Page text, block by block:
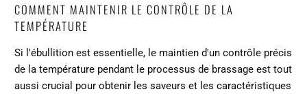
COMMENT MAINTENIR LE CONTRÔLE DE LA
TEMPÉRATURE
Si l'ébullition est essentielle, le maintien d'un contrôle précis
de la température pendant le processus de brassage est tout
aussi crucial pour obtenir les saveurs et les caractéristiques